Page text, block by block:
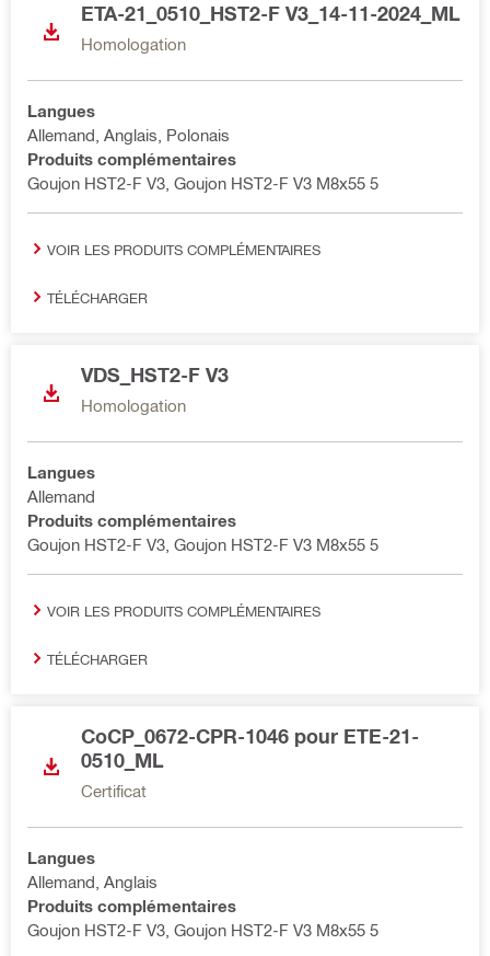
ETA-21_0510_HST2-F V3_14-11-2024_ML
Homologation
Langues
Allemand, Anglais, Polonais
Produits complémentaires
Goujon HST2-F V3, Goujon HST2-F V3 M8x55 5
VOIR LES PRODUITS COMPLÉMENTAIRES
TÉLÉCHARGER
VDS_HST2-F V3
Homologation
Langues
Allemand
Produits complémentaires
Goujon HST2-F V3, Goujon HST2-F V3 M8x55 5
VOIR LES PRODUITS COMPLÉMENTAIRES
TÉLÉCHARGER
CoCP_0672-CPR-1046 pour ETE-21-
0510_ML
Certificat
Langues
Allemand, Anglais
Produits complémentaires
Goujon HST2-F V3, Goujon HST2-F V3 M8x55 5